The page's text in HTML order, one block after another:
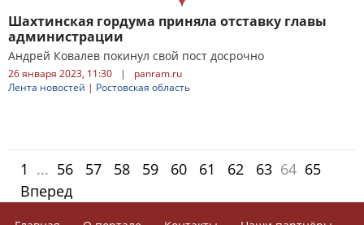
Шахтинская гордума приняла отставку главы
администрации
Андрей Ковалев покинул свой пост досрочно
26 января 2023, 11:30 |
panram.ru
Лента новостей | Ростовская область
1 ... 56 57 58 59 60 61 62 63 64 65
Вперед